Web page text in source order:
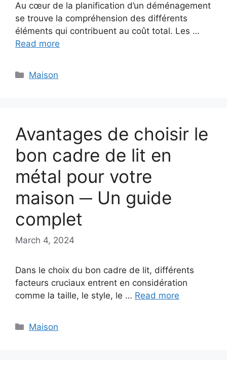
Au cœur de la planification d’un déménagement
se trouve la compréhension des différents
éléments qui contribuent au coût total. Les …
Read more
Categories
Maison
Avantages de choisir le
bon cadre de lit en
métal pour votre
maison ─ Un guide
complet
March 4, 2024
Dans le choix du bon cadre de lit, différents
facteurs cruciaux entrent en considération
comme la taille, le style, le … Read more
Categories
Maison